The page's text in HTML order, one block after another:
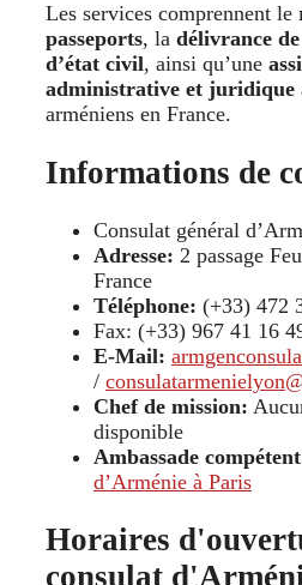
Les services comprennent le
passeports, la délivrance
d’état civil, ainsi qu’une
administrative et juridique
arméniens en France.
Informations de
Consulat général
Adresse: 2 passage
France
Téléphone: (+33) 472
Fax: (+33) 967 41 16
E-Mail:
/
Chef de mission:
disponible
Ambassade
d’Arménie à Paris
Horaires
consulat